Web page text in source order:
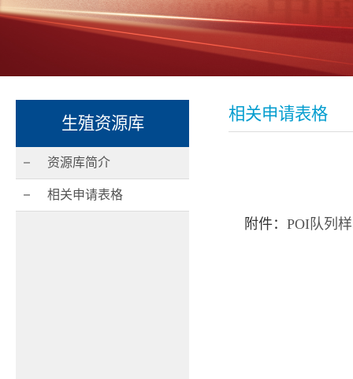
生殖资源库
资源库简介
相关申请表格
相关申请表格
附件： POI队列